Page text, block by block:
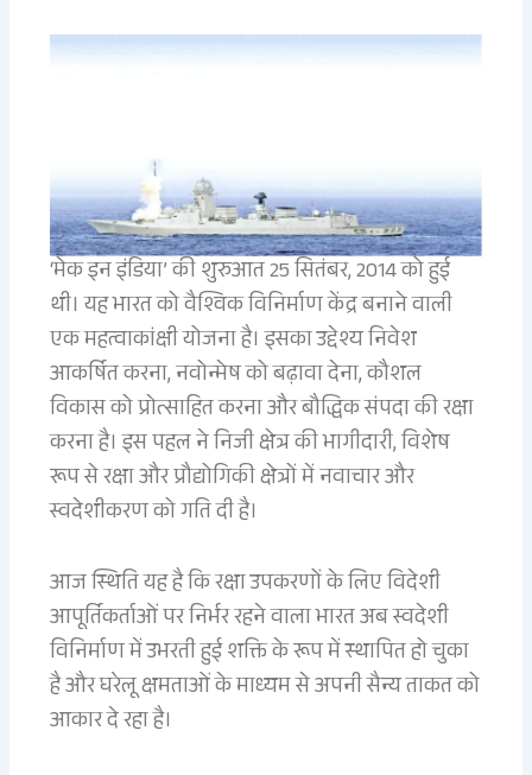
‘मेक इन इंडिया’ की शुरुआत 25 सितंबर, 2014 को हुई
थी। यह भारत को वैश्विक विनिर्माण केंद्र बनाने वाली
एक महत्वाकांक्षी योजना है। इसका उद्देश्य निवेश
आकर्षित करना, नवोन्मेष को बढ़ावा देना, कौशल
विकास को प्रोत्साहित करना और बौद्धिक संपदा की रक्षा
करना है। इस पहल ने निजी क्षेत्र की भागीदारी, विशेष
रूप से रक्षा और प्रौद्योगिकी क्षेत्रों में नवाचार और
स्वदेशीकरण को गति दी है।
आज स्थिति यह है कि रक्षा उपकरणों के लिए विदेशी
आपूर्तिकर्ताओं पर निर्भर रहने वाला भारत अब स्वदेशी
विनिर्माण में उभरती हुई शक्ति के रूप में स्थापित हो चुका
है और घरेलू क्षमताओं के माध्यम से अपनी सैन्य ताकत को
आकार दे रहा है।